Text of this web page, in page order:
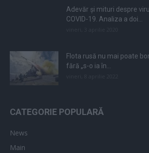
Adevăr și mituri despre
COVID-19. Analiza a doi...
Flota rusă nu mai poate
fără „s-o ia în...
CATEGORIE POPULARĂ
News
Main